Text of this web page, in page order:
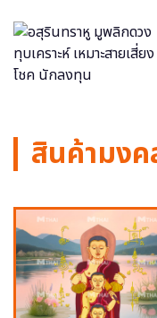
สินค้ามงค